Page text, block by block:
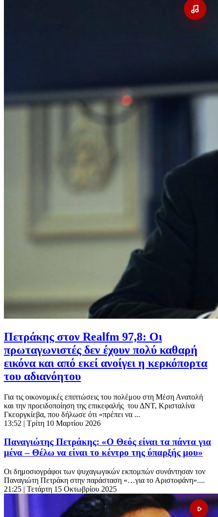
Πετράκης στον Realfm 97,8: Οι
πρωταγωνιστές δεν έχουν πολύ καθαρή
εικόνα και από εκεί ανοίγει η κερκόπορτα
του αδιανόητου
Για τις οικονομικές επιπτώσεις του πολέμου στη Μέση Ανατολή
και την προειδοποίηση της επικεφαλής του ΔΝΤ, Κρισταλίνα
Γκεοργκίεβα, που δήλωσε ότι «πρέπει να ...
13:52 | Τρίτη 10 Μαρτίου 2026
Παναγιώτης Πετράκης: «Ο Θεός είναι τα πάντα για
μένα – Θέλω να είναι το κέντρο της ύπαρξής μου»
Οι δημοσιογράφοι των ψυχαγωγικών εκπομπών συνάντησαν τον
Παναγιώτη Πετράκη στην παράσταση «…για το Αριστοφάνη»....
21:25 | Τετάρτη 15 Οκτωβρίου 2025